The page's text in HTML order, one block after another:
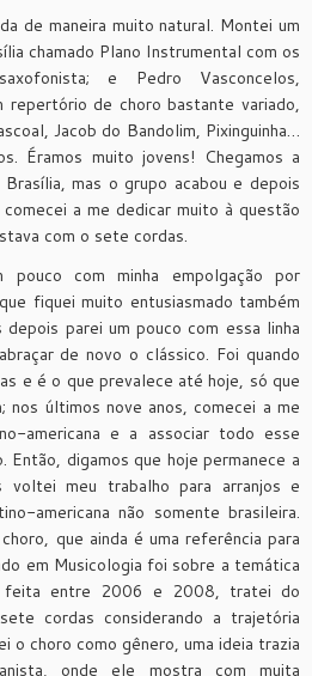
de maneira muito natural. Montei um
chamado Plano Instrumental com os
e Pedro Vasconcelos,
repertório de choro bastante variado,
Jacob do Bandolim, Pixinguinha…
Éramos muito jovens! Chegamos a
mas o grupo acabou e depois
a me dedicar muito à questão
com o sete cordas.
pouco com minha empolgação por
fiquei muito entusiasmado também
parei um pouco com essa linha
de novo o clássico. Foi quando
e é o que prevalece até hoje, só que
nos últimos nove anos, comecei a me
americana e a associar todo esse
digamos que hoje permanece a
voltei meu trabalho para arranjos e
americana não somente brasileira.
que ainda é uma referência para
em Musicologia foi sobre a temática
feita entre 2006 e 2008, tratei do
cordas considerando a trajetória
o choro como gênero, uma ideia trazia
onde ele mostra com muita